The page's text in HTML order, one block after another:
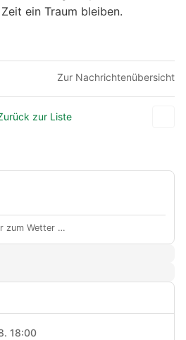
ein Traum bleiben.
Zur Nachrichtenübersicht
zur Liste
zum Wetter …
18:00